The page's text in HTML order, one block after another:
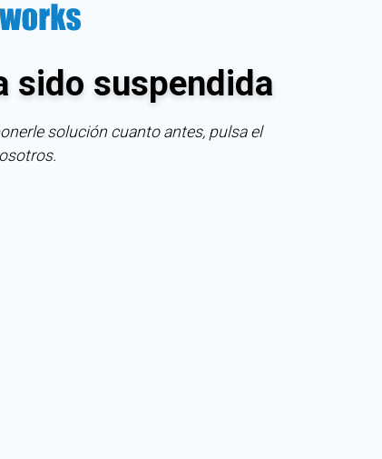
sido suspendida
solución cuanto antes, pulsa el